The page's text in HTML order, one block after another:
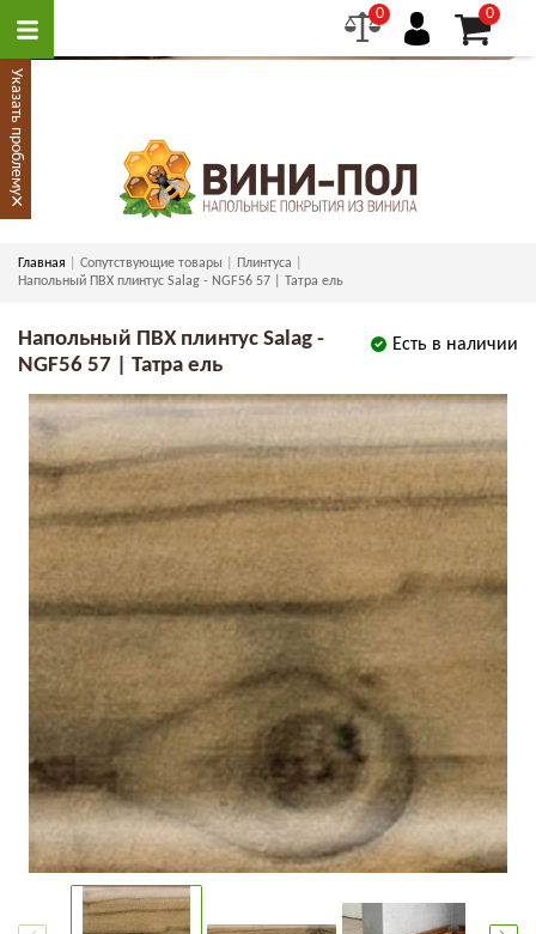
0 0
Главная Сопутствующие товары
Плинтуса
Напольный ПВХ плинтус Salag - NGF56 57 | Татра ель
Есть в наличии
Напольный ПВХ плинтус Salag -
NGF56 57 | Татра ель
Указать проблему
×